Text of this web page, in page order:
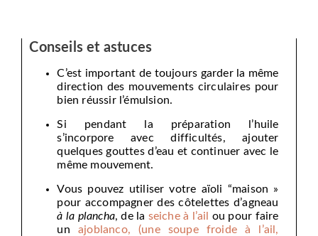
Conseils et astuces
C’est important de toujours garder la même
direction des mouvements circulaires pour
bien réussir l’émulsion.
Si pendant la préparation l’huile
s’incorpore avec difficultés, ajouter
quelques gouttes d’eau et continuer avec le
même mouvement.
Vous pouvez utiliser votre aïoli “maison »
pour accompagner des côtelettes d’agneau
à la plancha, de la seiche à l’ail
ou pour faire
un ajoblanco, (une soupe froide à l’ail,